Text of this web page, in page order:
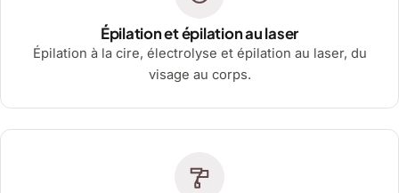
Épilation et épilation au laser
Épilation à la cire, électrolyse et épilation au laser, du
visage au corps.